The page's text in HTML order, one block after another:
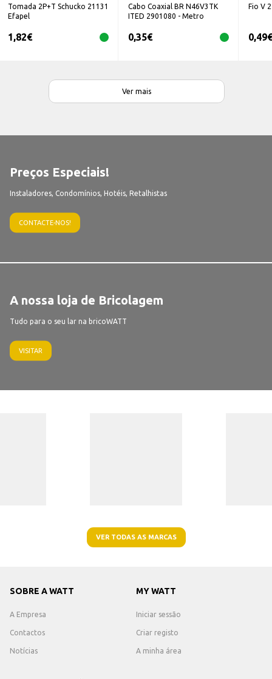
Tomada 2P+T Schucko 21131
Efapel
1,82€
Cabo Coaxial BR N46V3TK
ITED 2901080 - Metro
0,35€
Fio V
0,49€
Ver mais
Preços Especiais!
Instaladores, Condomínios, Hotéis, Retalhistas
CONTACTE-NOS!
A nossa loja de Bricolagem
Tudo para o seu lar na bricoWATT
VISITAR
VER TODAS AS MARCAS
SOBRE A WATT
A Empresa
Contactos
Notícias
MY WATT
Iniciar sessão
Criar registo
A minha área